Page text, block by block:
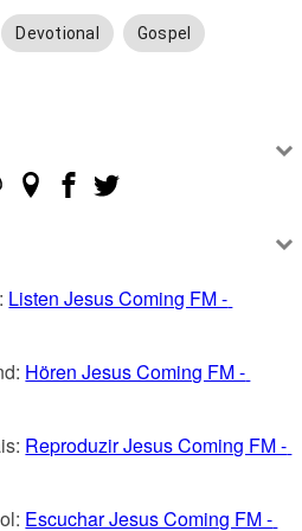
Devotional Gospel
Listen Jesus Coming FM -
Hören Jesus Coming FM -
Reproduzir Jesus Coming FM -
Escuchar Jesus Coming FM -